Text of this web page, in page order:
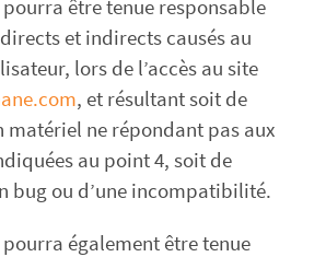
pourra être tenue responsable
et indirects causés au
lors de l’accès au site
, et résultant soit de
matériel ne répondant pas aux
au point 4, soit de
bug ou d’une incompatibilité.
également être tenue